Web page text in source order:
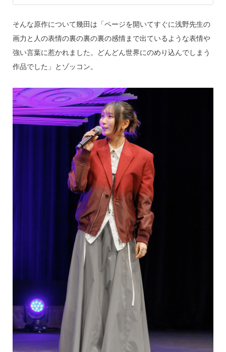
そんな原作について幾田は「ページを開いてすぐに浅野先生の
画力と人の表情の裏の裏の裏の感情まで出ているような表情や
強い言葉に惹かれました。どんどん世界にのめり込んでしまう
作品でした」とゾッコン。